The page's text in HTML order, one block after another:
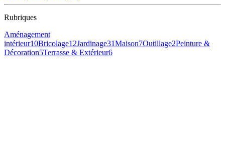
Rubriques
Aménagement
intérieur10Bricolage12Jardinage31Maison7Outillage2Peinture &
Décoration5Terrasse & Extérieur6